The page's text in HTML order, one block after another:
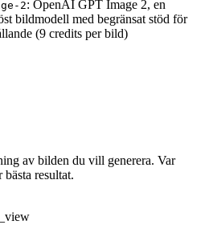
2: OpenAI GPT Image 2, en
bildmodell med begränsat stöd för
(9 credits per bild)
av bilden du vill generera. Var
resultat.